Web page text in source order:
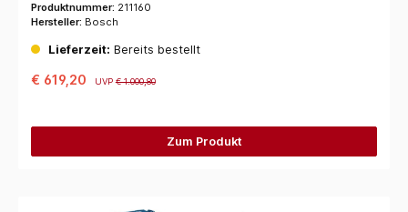
Produktnummer: 211160
Hersteller: Bosch
Lieferzeit: Bereits bestellt
€ 619,20 UVP€ 1.000,80
Zum Produkt